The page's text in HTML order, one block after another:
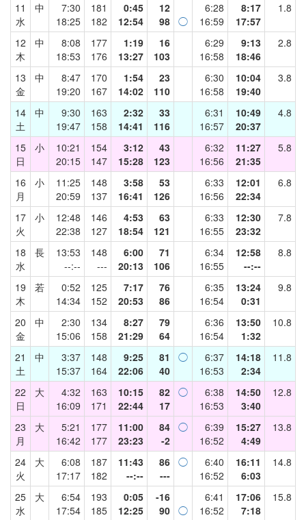
11
水
中
7:30
18:25
181
182
0:45
12:54
12
98 ◯
6:28
16:59
8:17
17:57
1.8
12
木
中
8:08
18:53
177
176
1:19
13:27
16
103
6:29
16:58
9:13
18:46
2.8
13
金
中
8:47
19:20
170
167
1:54
14:02
23
110
6:30
16:58
10:04
19:40
3.8
14
土
中
9:30
19:47
163
158
2:32
14:41
33
116
6:31
16:57
10:49
20:37
4.8
15
日
小
10:21
20:15
154
147
3:12
15:28
43
123
6:32
16:56
11:27
21:35
5.8
16
月
小
11:25
20:59
148
137
3:58
16:41
53
126
6:33
16:56
12:01
22:34
6.8
17
火
小
12:48
22:38
146
127
4:53
18:54
63
121
6:33
16:55
12:30
23:32
7.8
18
水
長
13:53
--:--
148
---
6:00
20:13
71
106
6:34
16:55
12:58
--:--
8.8
19
木
若
0:52
14:34
125
152
7:17
20:53
76
86
6:35
16:54
13:24
0:31
9.8
20
金
中
2:30
15:06
134
158
8:27
21:29
79
64
6:36
16:54
13:50
1:32
10.8
21
土
中
3:37
15:37
148
164
9:25
22:06
81
40
◯
6:37
16:53
14:18
2:34
11.8
22
日
大
4:32
16:09
163
171
10:15
22:44
82
17
◯
6:38
16:53
14:50
3:40
12.8
23
月
大
5:21
16:42
177
177
11:00
23:23
84
-2
◯
6:39
16:52
15:27
4:49
13.8
24
火
大
6:08
17:17
187
182
11:43
--:--
86
---
◯
6:40
16:52
16:11
6:03
14.8
25
水
大
6:54
17:54
193
185
0:05
12:25
-16
90 ◯
6:41
16:52
17:06
7:18
15.8